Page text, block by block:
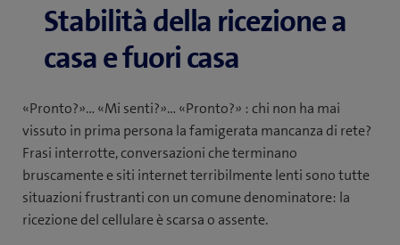
Stabilità della ricezione a
casa e fuori casa
«Pronto?»… «Mi senti?»… «Pronto?» : chi non ha mai
vissuto in prima persona la famigerata mancanza di rete?
Frasi interrotte, conversazioni che terminano
bruscamente e siti internet terribilmente lenti sono tutte
situazioni frustranti con un comune denominatore: la
ricezione del cellulare è scarsa o assente.